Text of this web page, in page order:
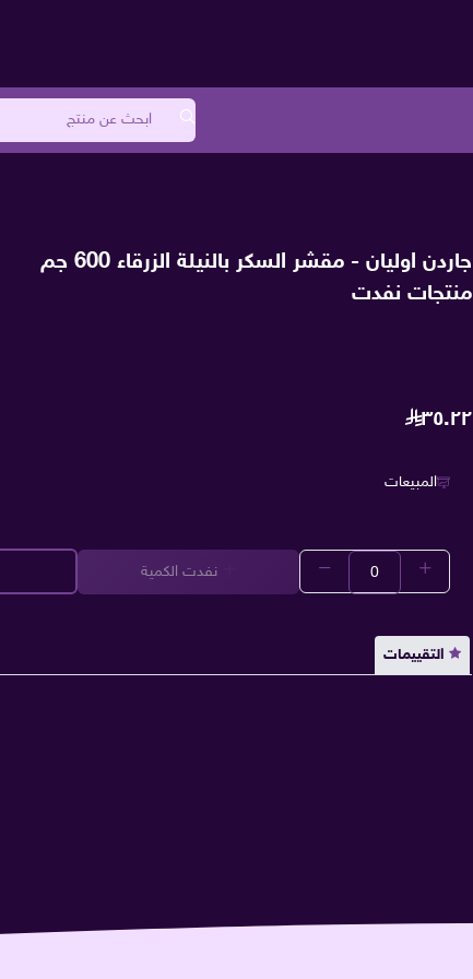
جاردن اوليان - مقشر السكر بالنيلة الزرقاء 600 جم
منتجات نفدت
٣٥.٢٢
المبيعات
نفدت الكمية
التقييمات